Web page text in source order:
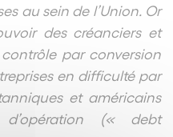
au sein de l’Union. Or
des créanciers et
par conversion
en difficulté par
et américains
(« debt